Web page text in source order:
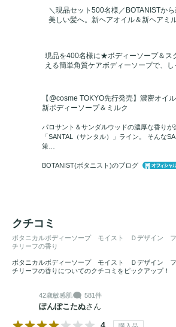
＼現品セット500名様／BOTANISTか
美しい髪へ。新ヘアオイル＆新ヘアミ
現品を400名様に★ボディーソープ＆ス
える簡単角質ケアボディーソープで、
【@cosme TOKYO先行発売】濃密オイ
新ボディーソープ＆ミルク
パロサント＆サンダルウッドの濃厚な香り
「SANTAL（サンタル）」ライン。 そんな
策…
BOTANIST(ボタニスト)のブログ
クチコミ
ボタニカルボディーソープ モイスト Ｄデザイン フ
チリーフの香り
ボタニカルボディーソープ モイスト Ｄデザイン フ
チリーフの香りについてのクチコミをピックアップ！
42歳敏感肌 581件
ぽんぽこたぬさん